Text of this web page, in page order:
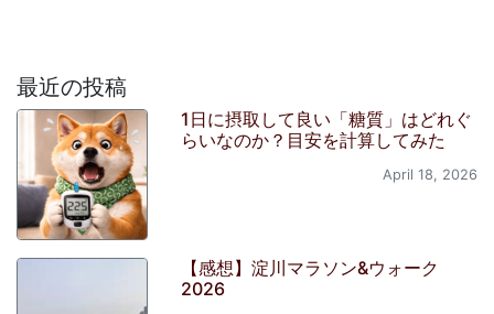
最近の投稿
1日に摂取して良い「糖質」はどれぐ
らいなのか？目安を計算してみた
April 18, 2026
【感想】淀川マラソン&ウォーク
2026